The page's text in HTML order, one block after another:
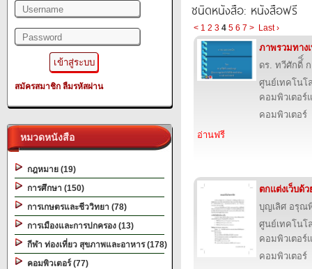
สมัครสมาชิก ลืมรหัสผ่าน
หมวดหนังสือ
กฎหมาย (19)
การศึกษา (150)
การเกษตรและชีววิทยา (78)
การเมืองและการปกครอง (13)
กีฬา ท่องเที่ยว สุขภาพและอาหาร (178)
คอมพิวเตอร์ (77)
ชนิดหนังสือ: หนังสือฟรี
< 1 2 3 4 5 6 7 > Last ›
ภาพรวมทาง
ดร. ทวีศักดิ์ิ์
ศูนย์เทคโนโ
คอมพิวเตอร์
คอมพิวเตอร์
อ่านฟรี
ตกแต่งเว็บด้
บุญเลิศ อรุณ
ศูนย์เทคโนโ
คอมพิวเตอร์
คอมพิวเตอร์